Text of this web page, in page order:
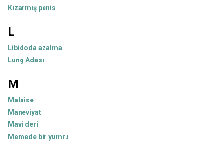
Kızarmış penis
L
Libidoda azalma
Lung Adası
M
Malaise
Maneviyat
Mavi deri
Memede bir yumru